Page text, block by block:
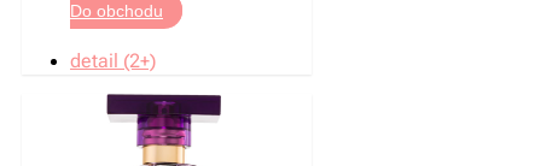
Do obchodu
detail (2+)